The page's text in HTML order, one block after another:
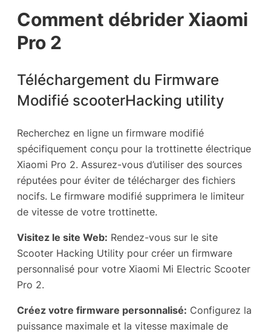
Comment débrider Xiaomi
Pro 2
Téléchargement du Firmware
Modifié scooterHacking utility
Recherchez en ligne un firmware modifié
spécifiquement conçu pour la trottinette électrique
Xiaomi Pro 2. Assurez-vous d’utiliser des sources
réputées pour éviter de télécharger des fichiers
nocifs. Le firmware modifié supprimera le limiteur
de vitesse de votre trottinette.
Visitez le site Web: Rendez-vous sur le site
Scooter Hacking Utility pour créer un firmware
personnalisé pour votre Xiaomi Mi Electric Scooter
Pro 2.
Créez votre firmware personnalisé: Configurez la
puissance maximale et la vitesse maximale de